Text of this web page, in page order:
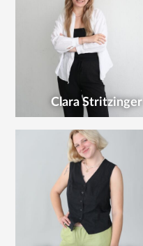
Clara Stritzinger